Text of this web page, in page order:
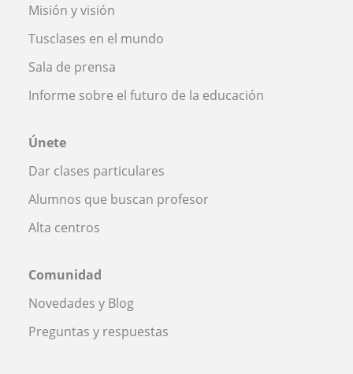
Misión y visión
Tusclases en el mundo
Sala de prensa
Informe sobre el futuro de la educación
Únete
Dar clases particulares
Alumnos que buscan profesor
Alta centros
Comunidad
Novedades y Blog
Preguntas y respuestas